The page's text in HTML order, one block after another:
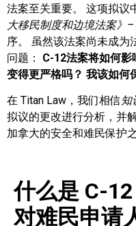
法案至关重要。 这项拟议
大移民制度和边境法案》
序。 虽然该法案尚未成为
问题： C-12法案将如何
变得更严格吗？ 我该如何
在 Titan Law，我们相信知
拟议的更改进行分析，并
加拿大的安全和难民保护之
什么是 C-
对难民申请